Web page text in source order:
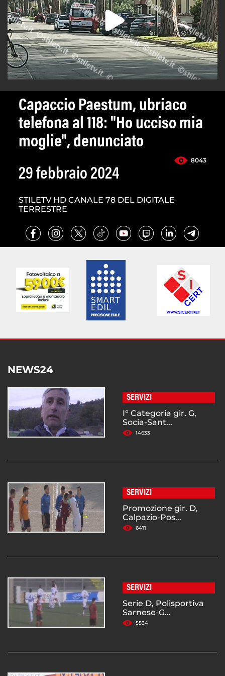
Capaccio Paestum, ubriaco
telefona al 118: "Ho ucciso mia
moglie", denunciato
8043
29 febbraio 2024
STILETV HD CANALE 78 DEL DIGITALE
TERRESTRE
NEWS24
SERVIZI
I° Categoria gir. G,
Socia-Sant...
14633
SERVIZI
Promozione gir. D,
Calpazio-Pos...
6411
SERVIZI
Serie D, Polisportiva
Sarnese-G...
5534